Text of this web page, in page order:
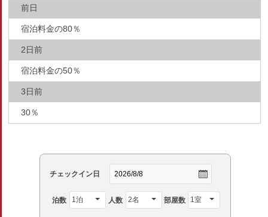
前日
宿泊料金の80％
2日前
宿泊料金の50％
3日前
30％
チェックイン日
泊数 人数 部屋数